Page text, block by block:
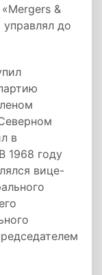
&
до
в
1968 году
вице-